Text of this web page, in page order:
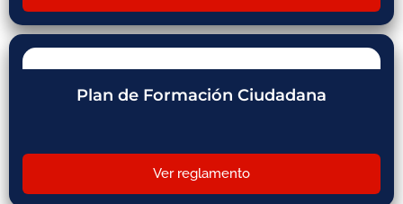
Plan de Formación Ciudadana
Ver reglamento